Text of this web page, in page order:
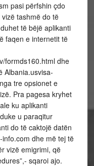
pasi përfshin çdo
tashmë do të
të bëjë aplikanti
faqen e internetit të
formds160.html dhe
Albania.usvisa-
tre opsionet e
Pra pagesa kryhet
ku aplikanti
u paraqitur
do të caktojë datën
dhe më tej të
vizë emigrimi, që
sqaroi ajo.